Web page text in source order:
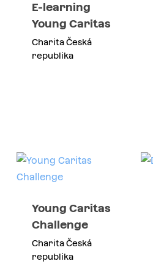
E-learning
Young Caritas
Charita Česká
republika
Young Caritas
Challenge
Charita Česká
republika